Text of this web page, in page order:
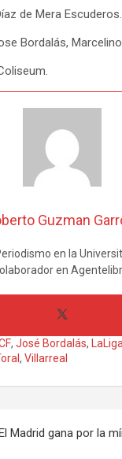
de Mera Escuderos.
Bordalás,
Guzman
en la
en
, José Bordalás,
, Villarreal
Madrid gana por la